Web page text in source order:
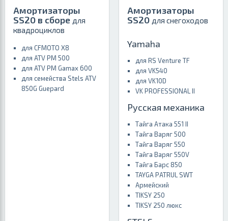
Амортизаторы
SS20 в сборе для
квадроциклов
для CFMOTO X8
для ATV РМ 500
для ATV РМ Gamax 600
для семейства Stels ATV
850G Guepard
Амортизаторы
SS20 для снегоходов
Yamaha
для RS Venture TF
для VK540
для VK10D
VK PROFESSIONAL II
Русская механика
Тайга Атака 551 II
Тайга Варяг 500
Тайга Варяг 550
Тайга Варяг 550V
Тайга Барс 850
TAYGA PATRUL SWT
Армейский
TIKSY 250
TIKSY 250 люкс